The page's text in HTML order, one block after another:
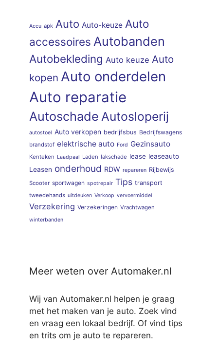
Accu apk Auto Auto-keuze Auto
accessoires Autobanden
Autobekleding Auto keuze Auto
kopen Auto onderdelen
Auto reparatie
Autoschade Autosloperij
autostoel Auto verkopen bedrijfsbus Bedrijfswagens
brandstof elektrische auto Ford Gezinsauto
Kenteken Laadpaal Laden lakschade lease leaseauto
Leasen onderhoud RDW repareren Rijbewijs
Scooter sportwagen spotrepair Tips transport
tweedehands uitdeuken Verkoop vervoermiddel
Verzekering Verzekeringen Vrachtwagen
winterbanden
Meer weten over Automaker.nl
Wij van Automaker.nl helpen je graag
met het maken van je auto. Zoek vind
en vraag een lokaal bedrijf. Of vind tips
en trits om je auto te repareren.